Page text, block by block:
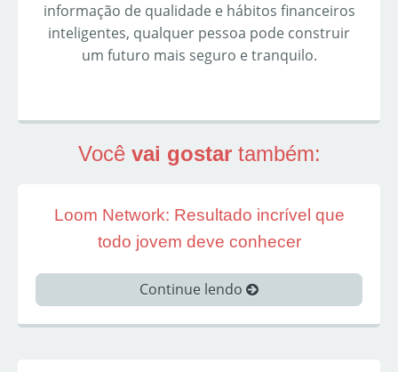
informação de qualidade e hábitos financeiros
inteligentes, qualquer pessoa pode construir
um futuro mais seguro e tranquilo.
Você vai gostartambém:
Loom Network: Resultado incrível que
todo jovem deve conhecer
Continue lendo